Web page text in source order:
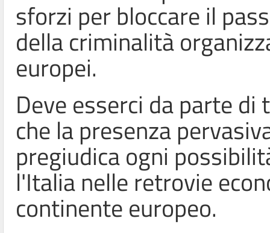
sforzi per bloccare il
della criminalità
europei.
Deve esserci da parte
che la presenza
pregiudica ogni
l'Italia nelle retrovie
continente europeo.